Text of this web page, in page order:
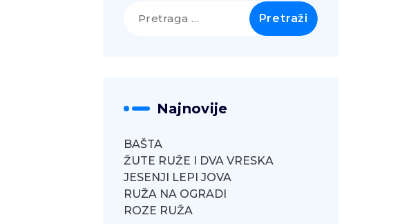
Najnovije
BAŠTA
ŽUTE RUŽE I DVA VRESKA
JESENJI LEPI JOVA
RUŽA NA OGRADI
ROZE RUŽA